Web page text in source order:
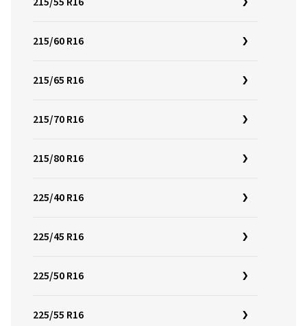
215/60 R16
215/65 R16
215/70 R16
215/80 R16
225/40 R16
225/45 R16
225/50 R16
225/55 R16